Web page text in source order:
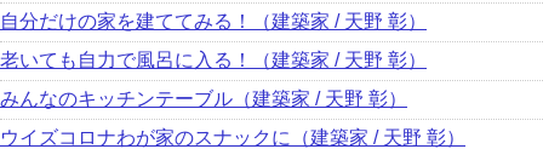
自分だけの家を建ててみる！（建築家 / 天野 彰）
老いても自力で風呂に入る！（建築家 / 天野 彰）
みんなのキッチンテーブル（建築家 / 天野 彰）
ウイズコロナわが家のスナックに（建築家 / 天野 彰）